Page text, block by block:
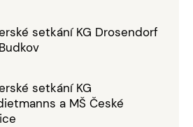
setkání KG Drosendorf
setkání KG
a MŠ České